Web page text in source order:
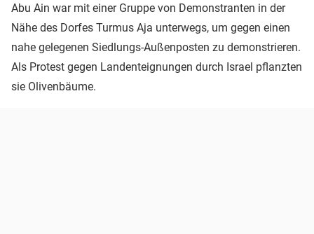
Abu Ain war mit einer Gruppe von Demonstranten in der
Nähe des Dorfes Turmus Aja unterwegs, um gegen einen
nahe gelegenen Siedlungs-Außenposten zu demonstrieren.
Als Protest gegen Landenteignungen durch Israel pflanzten
sie Olivenbäume.